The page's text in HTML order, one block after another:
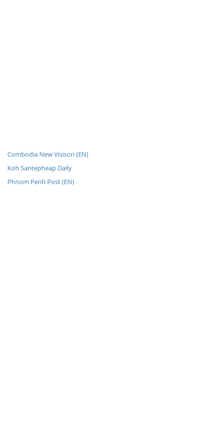
Combodia New Visison (EN)
Koh Santepheap Daily
Phnom Penh Post (EN)